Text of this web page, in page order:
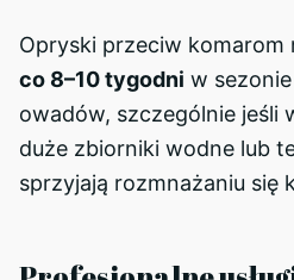
Opryski przeciw komarom
co 8–10 tygodni w
owadów, szczególnie jeśli
duże zbiorniki wodne lub
sprzyjają rozmnażaniu się